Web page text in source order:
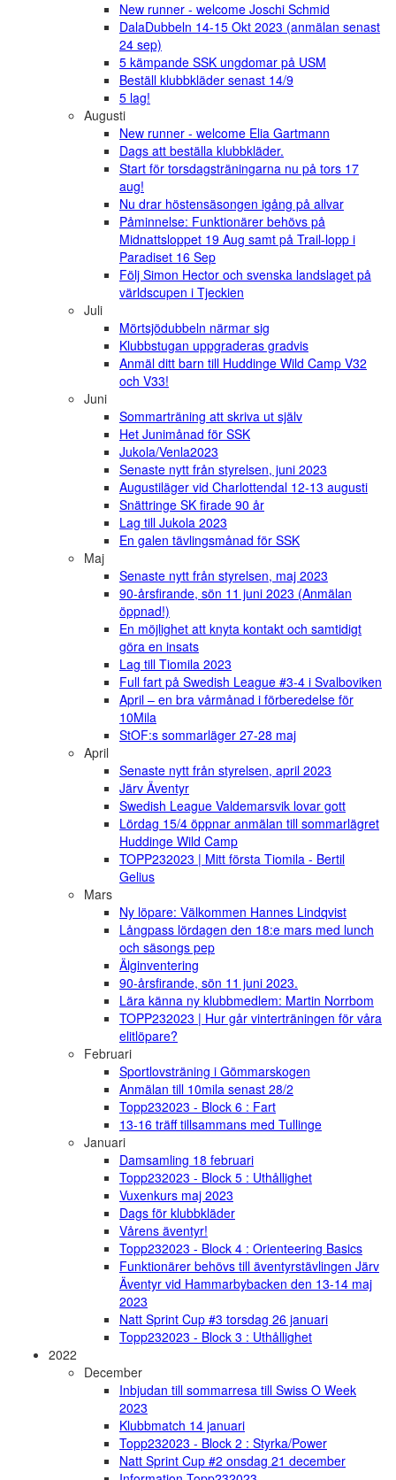
New runner - welcome Joschi Schmid
DalaDubbeln 14-15 Okt 2023 (anmälan senast
24 sep)
5 kämpande SSK ungdomar på USM
Beställ klubbkläder senast 14/9
5 lag!
Augusti
New runner - welcome Elia Gartmann
Dags att beställa klubbkläder.
Start för torsdagsträningarna nu på tors 17
aug!
Nu drar höstensäsongen igång på allvar
Påminnelse: Funktionärer behövs på
Midnattsloppet 19 Aug samt på Trail-lopp i
Paradiset 16 Sep
Följ Simon Hector och svenska landslaget på
världscupen i Tjeckien
Juli
Mörtsjödubbeln närmar sig
Klubbstugan uppgraderas gradvis
Anmäl ditt barn till Huddinge Wild Camp V32
och V33!
Juni
Sommarträning att skriva ut själv
Het Junimånad för SSK
Jukola/Venla2023
Senaste nytt från styrelsen, juni 2023
Augustiläger vid Charlottendal 12-13 augusti
Snättringe SK firade 90 år
Lag till Jukola 2023
En galen tävlingsmånad för SSK
Maj
Senaste nytt från styrelsen, maj 2023
90-årsfirande, sön 11 juni 2023 (Anmälan
öppnad!)
En möjlighet att knyta kontakt och samtidigt
göra en insats
Lag till Tiomila 2023
Full fart på Swedish League #3-4 i Svalboviken
April – en bra vårmånad i förberedelse för
10Mila
StOF:s sommarläger 27-28 maj
April
Senaste nytt från styrelsen, april 2023
Järv Äventyr
Swedish League Valdemarsvik lovar gott
Lördag 15/4 öppnar anmälan till sommarlägret
Huddinge Wild Camp
TOPP232023 | Mitt första Tiomila - Bertil
Gelius
Mars
Ny löpare: Välkommen Hannes Lindqvist
Långpass lördagen den 18:e mars med lunch
och säsongs pep
Älginventering
90-årsfirande, sön 11 juni 2023.
Lära känna ny klubbmedlem: Martin Norrbom
TOPP232023 | Hur går vinterträningen för våra
elitlöpare?
Februari
Sportlovsträning i Gömmarskogen
Anmälan till 10mila senast 28/2
Topp232023 - Block 6 : Fart
13-16 träff tillsammans med Tullinge
Januari
Damsamling 18 februari
Topp232023 - Block 5 : Uthållighet
Vuxenkurs maj 2023
Dags för klubbkläder
Vårens äventyr!
Topp232023 - Block 4 : Orienteering Basics
Funktionärer behövs till äventyrstävlingen Järv
Äventyr vid Hammarbybacken den 13-14 maj
2023
Natt Sprint Cup #3 torsdag 26 januari
Topp232023 - Block 3 : Uthållighet
2022
December
Inbjudan till sommarresa till Swiss O Week
2023
Klubbmatch 14 januari
Topp232023 - Block 2 : Styrka/Power
Natt Sprint Cup #2 onsdag 21 december